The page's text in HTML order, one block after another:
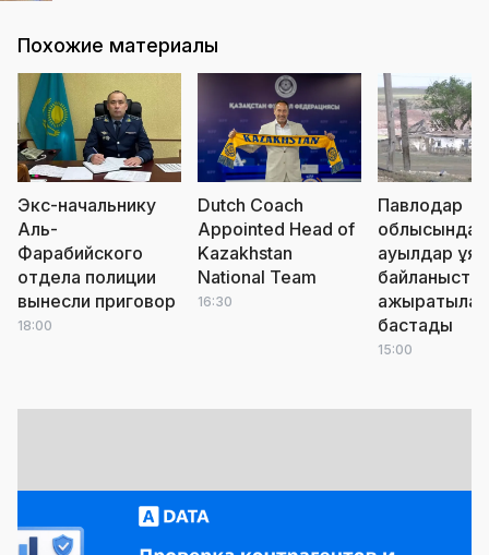
Похожие материалы
Экс-начальнику
Аль-
Фарабийского
отдела полиции
вынесли приговор
18:00
Dutch Coach
Appointed Head of
Kazakhstan
National Team
16:30
Павлодар
облысында
ауылдар
байланыстан
ажыратыла
бастады
15:00